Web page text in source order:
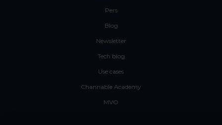
Pers
Blog
Newsletter
Tech blog
Use cases
Channable Academy
MVO